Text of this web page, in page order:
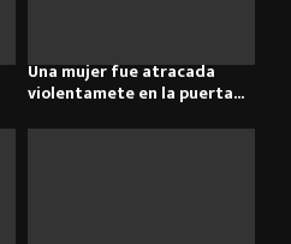
Una mujer fue atracada
violentamete en la puerta...